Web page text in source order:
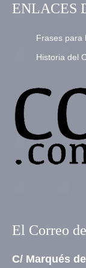
ENLACES
Frases para
Historia del
El Correo
C/ Marqués